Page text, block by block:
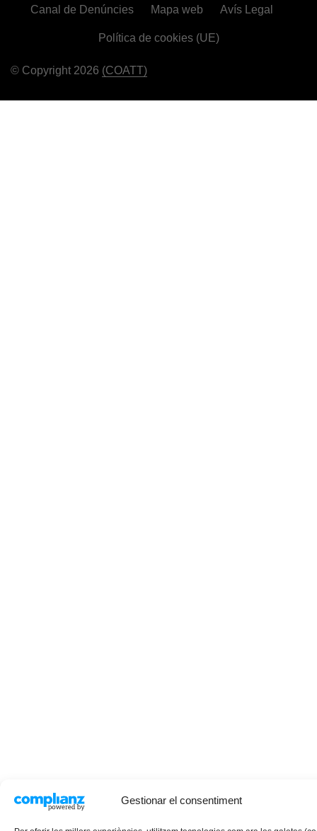
Gestionar el consentiment
© Copyright 2026 (COATT)
Canal de Denúncies Mapa web Avís Legal
Política de cookies (UE)